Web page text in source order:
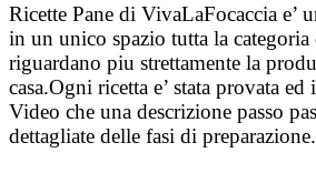
Ricette Pane di VivaLaFocaccia e’
in un unico spazio tutta la categoria
riguardano piu strettamente la
casa.Ogni ricetta e’ stata provata
Video che una descrizione passo
dettagliate delle fasi di preparazione.